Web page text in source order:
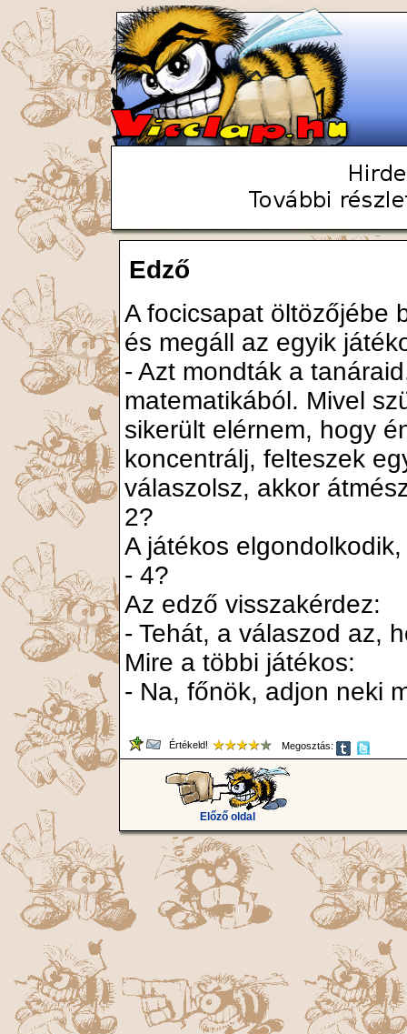
Edző
A focicsapat öltözőjébe
és megáll az egyik
- Azt mondták a
matematikából. Mivel
sikerült elérnem, hogy
koncentrálj, felteszek
válaszolsz, akkor
2?
A játékos
- 4?
Az edző visszakérdez:
- Tehát, a válaszod az,
Mire a többi játékos:
- Na, főnök, adjon neki
Értékeld! Megosztás:
Előző oldal